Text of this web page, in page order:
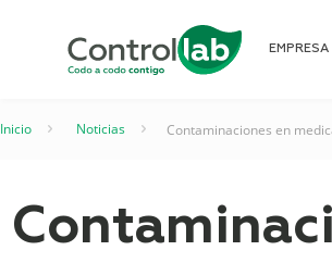
EMPRESA
Inicio Noticias Contaminaciones en